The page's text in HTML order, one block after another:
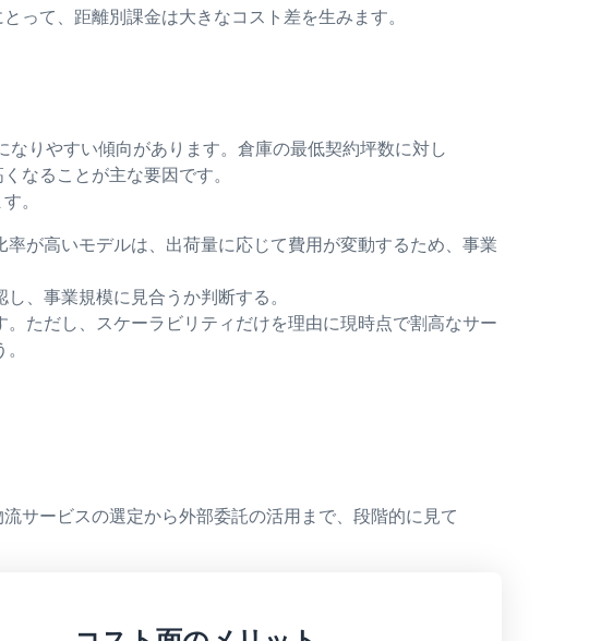
って、距離別課金は大きなコスト差を生みます。
りやすい傾向があります。倉庫の最低契約坪数に対し
なることが主な要因です。
。
が高いモデルは、出荷量に応じて費用が変動するため、事業
、事業規模に見合うか判断する。
ただし、スケーラビリティだけを理由に現時点で割高なサー
サービスの選定から外部委託の活用まで、段階的に見て